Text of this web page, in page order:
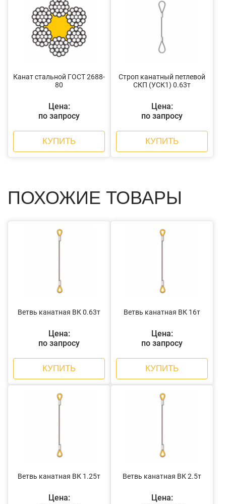
Канат стальной ГОСТ 2688-
80
Цена:
по запросу
КУПИТЬ
Строп канатный петлевой
СКП (УСК1) 0.63т
Цена:
по запросу
КУПИТЬ
ПОХОЖИЕ ТОВАРЫ
Ветвь канатная ВК 0.63т
Цена:
по запросу
КУПИТЬ
Ветвь канатная ВК 16т
Цена:
по запросу
КУПИТЬ
Ветвь канатная ВК 1.25т
Цена:
Ветвь канатная ВК 2.5т
Цена: